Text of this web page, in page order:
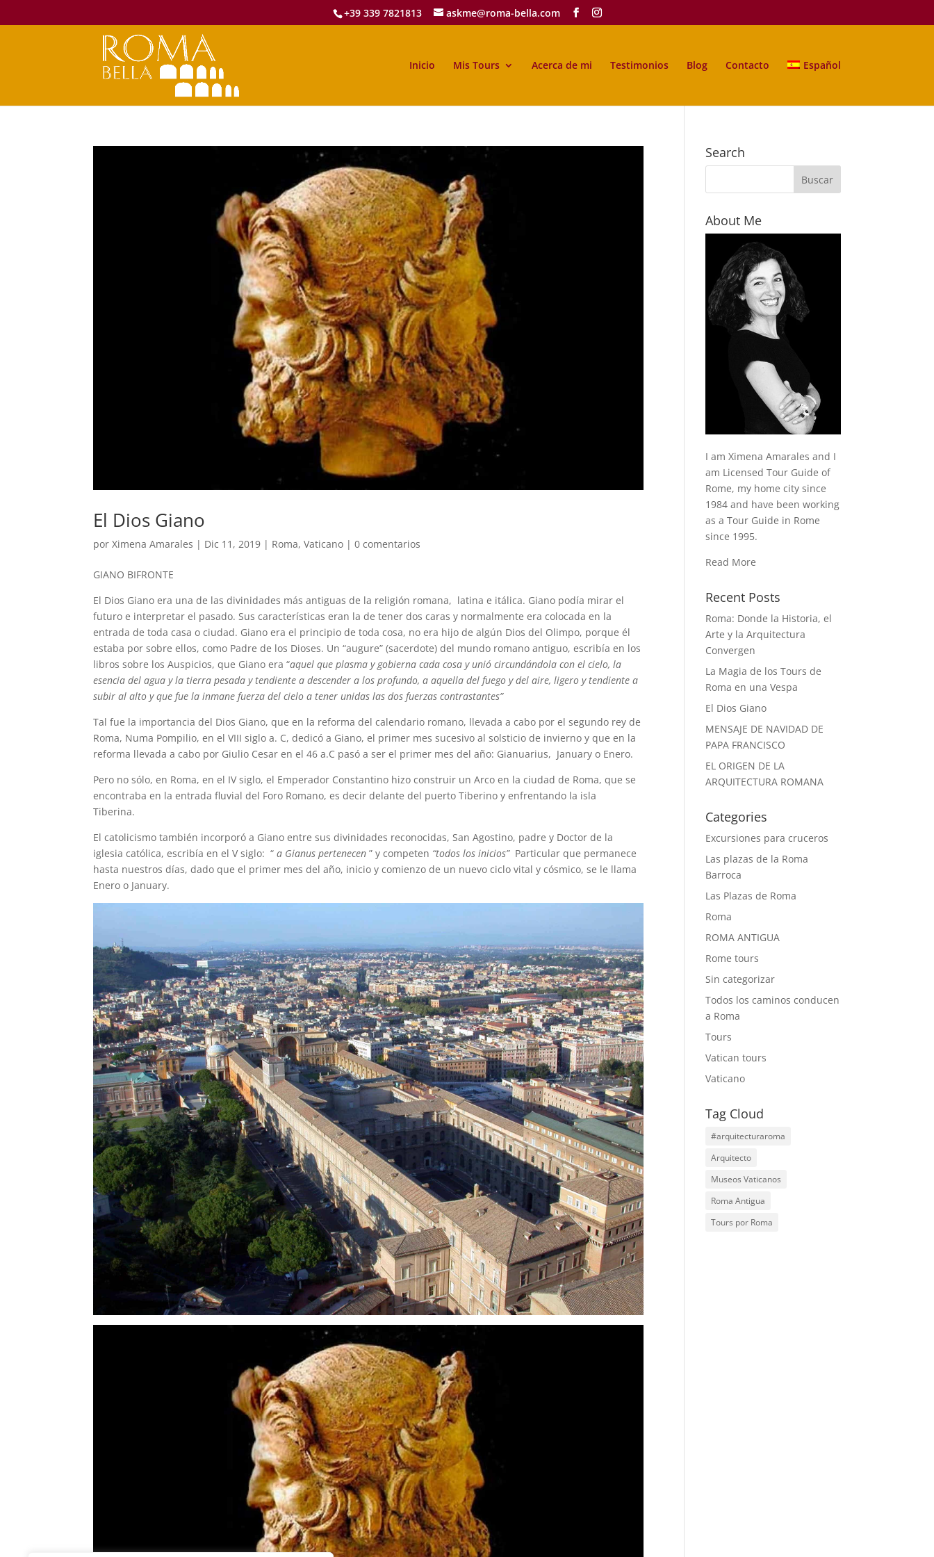
+39 339 7821813 askme@roma-bella.com
Inicio Mis Tours Acerca de mi Testimonios Blog Contacto Español
El Dios Giano
porXimena Amarales | Dic 11, 2019 | Roma,Vaticano |0 comentarios
GIANO BIFRONTE
El Dios Giano era una de las divinidades más antiguas de la religión romana, latina e itálica. Giano podía mirar el
futuro e interpretar el pasado. Sus características eran la de tener dos caras y normalmente era colocada en la
entrada de toda casa o ciudad. Giano era el principio de toda cosa, no era hijo de algún Dios del Olimpo, porque él
estaba por sobre ellos, como Padre de los Dioses. Un “augure” (sacerdote) del mundo romano antiguo, escribía en los
libros sobre los Auspicios, que Giano era “aquel que plasma y gobierna cada cosa y unió circundándola con el cielo, la
esencia del agua y la tierra pesada y tendiente a descender a los profundo, a aquella del fuego y del aire, ligero y tendiente a
subir al alto y que fue la inmane fuerza del cielo a tener unidas las dos fuerzas contrastantes”
Tal fue la importancia del Dios Giano, que en la reforma del calendario romano, llevada a cabo por el segundo rey de
Roma, Numa Pompilio, en el VIII siglo a. C, dedicó a Giano, el primer mes sucesivo al solsticio de invierno y que en la
reforma llevada a cabo por Giulio Cesar en el 46 a.C pasó a ser el primer mes del año: Gianuarius, January o Enero.
Pero no sólo, en Roma, en el IV siglo, el Emperador Constantino hizo construir un Arco en la ciudad de Roma, que se
encontraba en la entrada fluvial del Foro Romano, es decir delante del puerto Tiberino y enfrentando la isla
Tiberina.
El catolicismo también incorporó a Giano entre sus divinidades reconocidas, San Agostino, padre y Doctor de la
iglesia católica, escribía en el V siglo: “a Gianus pertenecen ” y competen “todos los inicios” Particular que permanece
hasta nuestros días, dado que el primer mes del año, inicio y comienzo de un nuevo ciclo vital y cósmico, se le llama
Enero o January.
Search
About Me
I am Ximena Amarales and I
am Licensed Tour Guide of
Rome, my home city since
1984 and have been working
as a Tour Guide in Rome
since 1995.
Read More
Recent Posts
Roma: Donde la Historia, el
Arte y la Arquitectura
Convergen
La Magia de los Tours de
Roma en una Vespa
El Dios Giano
MENSAJE DE NAVIDAD DE
PAPA FRANCISCO
EL ORIGEN DE LA
ARQUITECTURA ROMANA
Categories
Excursiones para cruceros
Las plazas de la Roma
Barroca
Las Plazas de Roma
Roma
ROMA ANTIGUA
Rome tours
Sin categorizar
Todos los caminos conducen
a Roma
Tours
Vatican tours
Vaticano
Tag Cloud
#arquitecturaroma
Arquitecto
Museos Vaticanos
Roma Antigua
Tours por Roma